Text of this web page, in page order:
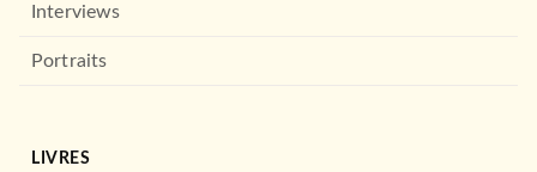
Interviews
Portraits
LIVRES